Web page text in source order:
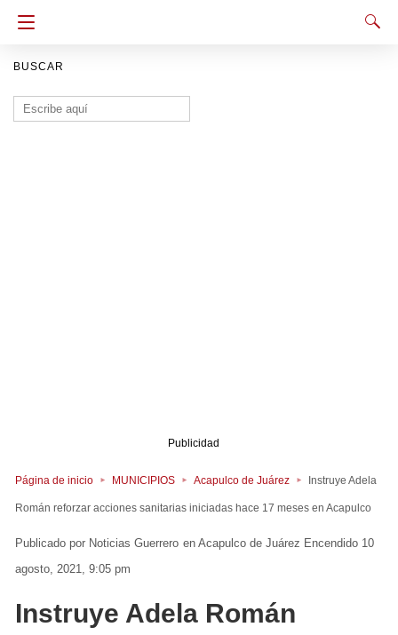
BUSCAR
Buscar:
Publicidad
Página de inicio MUNICIPIOS Acapulco de Juárez Instruye Adela
Román reforzar acciones sanitarias iniciadas hace 17 meses en Acapulco
Noticias Guerrero en Acapulco de Juárez Encendido 10
agosto, 2021, 9:05 pm
Instruye Adela Román